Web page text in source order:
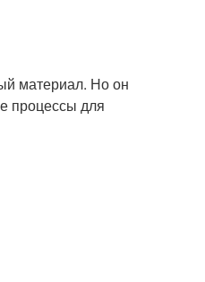
материал. Но он
процессы для